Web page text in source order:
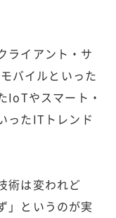
ライアント・サ
バイルといった
IoTやスマート・
ったITトレンド
術は変われど
」というのが実